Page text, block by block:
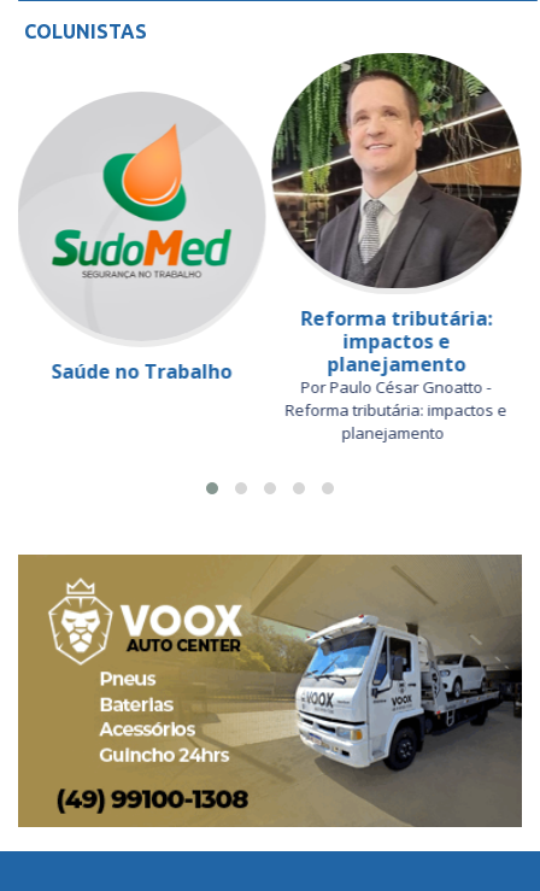
COLUNISTAS
Saúde no Trabalho
Reforma tributária:
impactos e
planejamento
Por Paulo César Gnoatto -
Reforma tributária: impactos e
planejamento